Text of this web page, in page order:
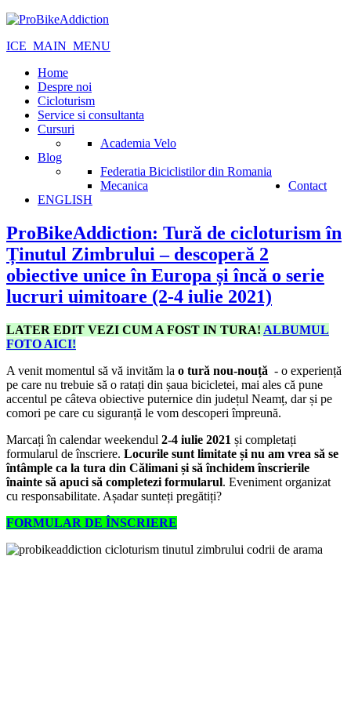
ICE_MAIN_MENU
Home
Despre noi
Cicloturism
Service si consultanta
Cursuri
Academia Velo
Blog
Federatia Biciclistilor din Romania
Mecanica
Contact
ENGLISH
ProBikeAddiction: Tură de cicloturism în
Ținutul Zimbrului – descoperă 2
obiective unice în Europa și încă o serie
lucruri uimitoare (2-4 iulie 2021)
LATER EDIT VEZI CUM A FOST IN TURA! ALBUMUL
FOTO AICI!
A venit momentul să vă invităm la o tură nou-nouță - o experiență
pe care nu trebuie să o ratați din șaua bicicletei, mai ales că pune
accentul pe câteva obiective puternice din județul Neamț, dar și pe
comori pe care cu siguranță le vom descoperi împreună.
Marcați în calendar weekendul 2-4 iulie 2021 și completați
formularul de înscriere. Locurile sunt limitate și nu am vrea să se
întâmple ca la tura din Călimani și să închidem înscrierile
înainte să apuci să completezi formularul. Eveniment organizat
cu responsabilitate. Așadar sunteți pregătiți?
FORMULAR DE ÎNSCRIERE